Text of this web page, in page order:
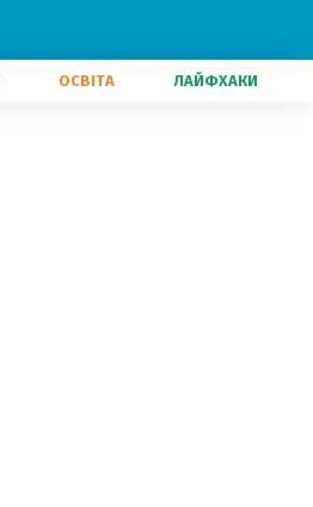
ОСВІТА ЛАЙФХАКИ